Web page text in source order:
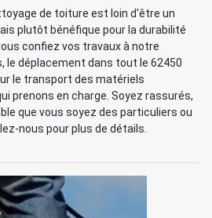
de toiture est loin d'être un
plutôt bénéfique pour la durabilité
confiez vos travaux à notre
le déplacement dans tout le 62450
le transport des matériels
prenons en charge. Soyez rassurés,
que vous soyez des particuliers ou
nous pour plus de détails.